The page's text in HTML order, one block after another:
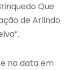
Que
de Arlindo
na data em